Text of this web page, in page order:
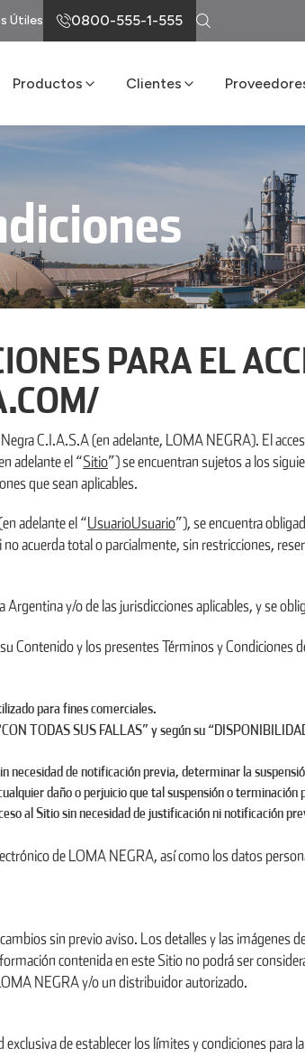
Útiles 0800-555-1-555
Productos
Cemento
Cal
Hormigón
Agregados
Clientes
Loma Atiende
Puntos de Venta
Preguntas Frecuentes
PARA EL
C.I.A.S.A (en adelante, LOMA NEGRA). El
adelante el “Sitio”) se encuentran sujetos a los
que sean aplicables.
adelante el “UsuarioUsuario”), se encuentra
acuerda total o parcialmente, sin restricciones,
Argentina y/o de las jurisdicciones aplicables, y se
Contenido y los presentes Términos y Condiciones
para fines comerciales.
TODAS SUS FALLAS” y según su
necesidad de notificación previa, determinar la
daño o perjuicio que tal suspensión o terminación
al Sitio sin necesidad de justificación ni notificación
de LOMA NEGRA, así como los datos
sin previo aviso. Los detalles y las imágenes
contenida en este Sitio no podrá ser
NEGRA y/o un distribuidor autorizado.
de establecer los límites y condiciones para